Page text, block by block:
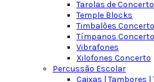
Tarolas de Concerto
Temple Blocks
Timbalões Concerto
Tímpanos Concerto
Vibrafones
Xilofones Concerto
Percussão Escolar
Caixas | Tambores